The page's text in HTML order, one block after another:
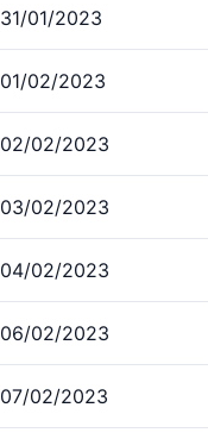
31/01/2023
01/02/2023
02/02/2023
03/02/2023
04/02/2023
06/02/2023
07/02/2023